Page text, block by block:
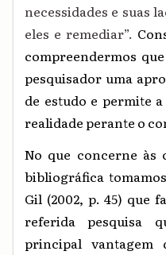
necessidades e suas
eles e remediar”.
compreendermos
pesquisador uma
de estudo e permite
realidade perante o
No que concerne às
bibliográfica
Gil (2002, p. 45) que
referida pesquisa
principal vantagem